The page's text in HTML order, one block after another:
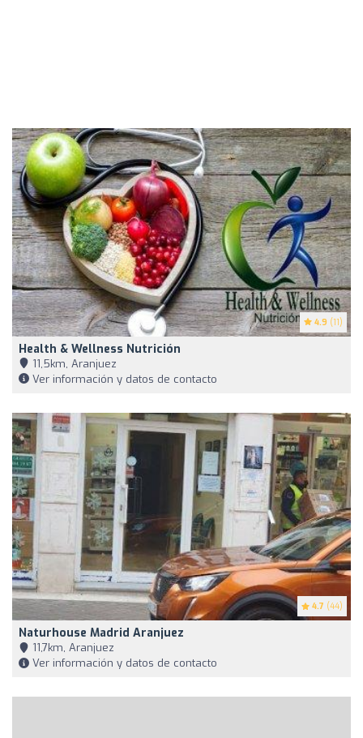
4.9 (11)
Health & Wellness Nutrición
11,5km, Aranjuez
Ver información y datos de contacto
4.7 (44)
Naturhouse Madrid Aranjuez
11,7km, Aranjuez
Ver información y datos de contacto